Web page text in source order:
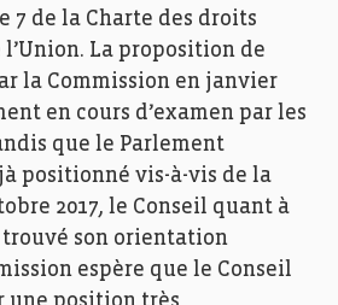
7 de la Charte des droits
La proposition de
la Commission en janvier
en cours d’examen par les
que le Parlement
positionné vis-à-vis de la
2017, le Conseil quant à
trouvé son orientation
espère que le Conseil